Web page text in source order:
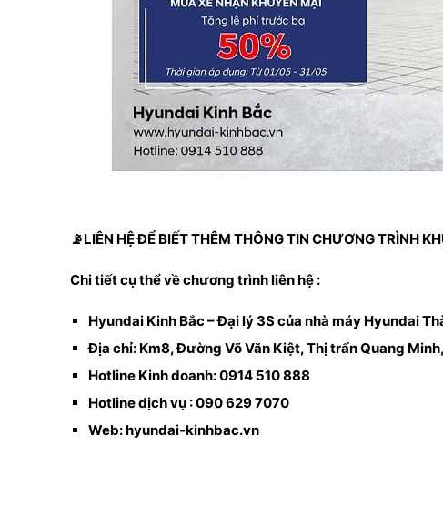
📡LIÊN HỆ ĐỂ BIẾT THÊM THÔNG TIN CHƯƠNG TRÌNH
Chi tiết cụ thể về chương trình liên hệ :
Hyundai Kinh Bắc – Đại lý 3S của nhà máy Hyundai
Địa chỉ: Km8, Đường Võ Văn Kiệt, Thị trấn Quang
Hotline Kinh doanh: 0914 510 888
Hotline dịch vụ : 090 629 7070
Web: hyundai-kinhbac.vn